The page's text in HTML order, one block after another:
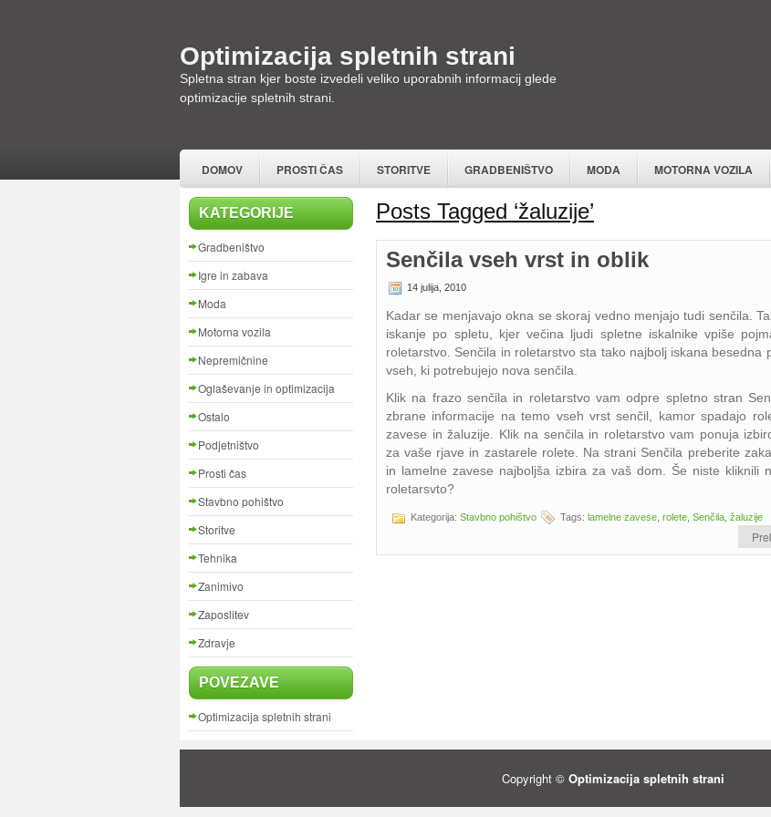
Optimizacija spletnih strani
Spletna stran kjer boste izvedeli veliko uporabnih informacij glede
optimizacije spletnih strani.
DOMOV PROSTI ČAS STORITVE GRADBENIŠTVO MODA MOTORNA VOZILA
KATEGORIJE
Gradbeništvo
Igre in zabava
Moda
Motorna vozila
Nepremičnine
Oglaševanje in optimizacija
Ostalo
Podjetništvo
Prosti čas
Stavbno pohištvo
Storitve
Tehnika
Zanimivo
Zaposlitev
Zdravje
POVEZAVE
Optimizacija spletnih strani
Posts Tagged ‘žaluzije’
Senčila vseh vrst in oblik
14 julija, 2010
Kadar se menjavajo okna se skoraj vedno menjajo tudi senčila.
iskanje po spletu, kjer večina ljudi spletne iskalnike vpiše
roletarstvo. Senčila in roletarstvo sta tako najbolj iskana besedna
vseh, ki potrebujejo nova senčila.
Klik na frazo senčila in roletarstvo vam odpre spletno stran
zbrane informacije na temo vseh vrst senčil, kamor spadajo
zavese in žaluzije. Klik na senčila in roletarstvo vam ponuja
za vaše rjave in zastarele rolete. Na strani Senčila preberite
in lamelne zavese najboljša izbira za vaš dom. Še niste kliknili
roletarsvto?
Kategorija: Stavbno pohištvo Tags: lamelne zavese rolete Senčila žaluzije
Copyright © Optimizacija spletnih strani